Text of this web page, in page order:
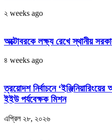
২ weeks ago
অক্টোবরকে লক্ষ্য রেখে স্থানীয়
৪ weeks ago
ত্রয়োদশ নির্বাচনে
ইইউ পর্যবেক্ষক মিশন
এপ্রিল ২৮, ২০২৬